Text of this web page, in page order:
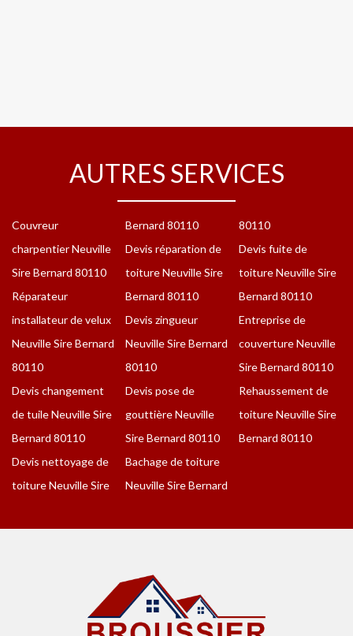
AUTRES SERVICES
Couvreur
charpentier Neuville
Sire Bernard 80110
Réparateur
installateur de velux
Neuville Sire Bernard
80110
Devis changement
de tuile Neuville Sire
Bernard 80110
Devis nettoyage de
toiture Neuville Sire
Bernard 80110
Devis réparation de
toiture Neuville Sire
Bernard 80110
Devis zingueur
Neuville Sire Bernard
80110
Devis pose de
gouttière Neuville
Sire Bernard 80110
Bachage de toiture
Neuville Sire Bernard
80110
Devis fuite de
toiture Neuville Sire
Bernard 80110
Entreprise de
couverture Neuville
Sire Bernard 80110
Rehaussement de
toiture Neuville Sire
Bernard 80110